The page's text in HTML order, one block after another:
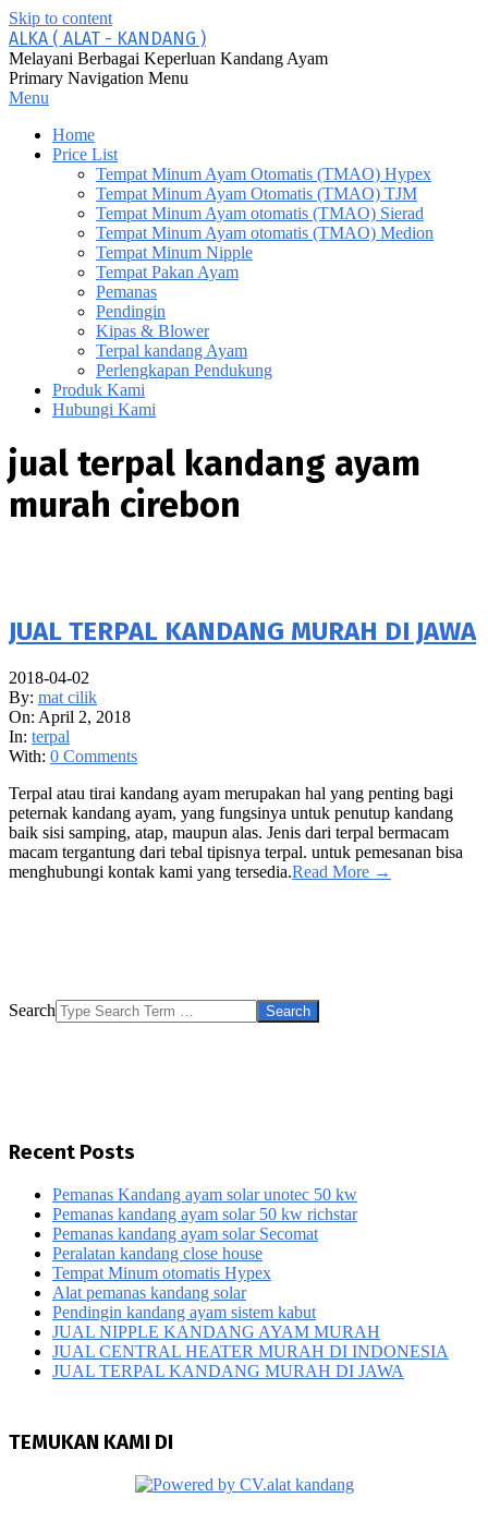
Skip to content
ALKA ( ALAT - KANDANG )
Melayani Berbagai Keperluan Kandang Ayam
Primary Navigation Menu
Menu
Home
Price List
Tempat Minum Ayam Otomatis (TMAO) Hypex
Tempat Minum Ayam Otomatis (TMAO) TJM
Tempat Minum Ayam otomatis (TMAO) Sierad
Tempat Minum Ayam otomatis (TMAO) Medion
Tempat Minum Nipple
Tempat Pakan Ayam
Pemanas
Pendingin
Kipas & Blower
Terpal kandang Ayam
Perlengkapan Pendukung
Produk Kami
Hubungi Kami
jual terpal kandang ayam
murah cirebon
JUAL TERPAL KANDANG MURAH DI JAWA
2018-04-02
By: mat cilik
On: April 2, 2018
In: terpal
With: 0 Comments
Terpal atau tirai kandang ayam merupakan hal yang penting bagi
peternak kandang ayam, yang fungsinya untuk penutup kandang
baik sisi samping, atap, maupun alas. Jenis dari terpal bermacam
macam tergantung dari tebal tipisnya terpal. untuk pemesanan bisa
menghubungi kontak kami yang tersedia.Read More →
Search
Recent Posts
Pemanas Kandang ayam solar unotec 50 kw
Pemanas kandang ayam solar 50 kw richstar
Pemanas kandang ayam solar Secomat
Peralatan kandang close house
Tempat Minum otomatis Hypex
Alat pemanas kandang solar
Pendingin kandang ayam sistem kabut
JUAL NIPPLE KANDANG AYAM MURAH
JUAL CENTRAL HEATER MURAH DI INDONESIA
JUAL TERPAL KANDANG MURAH DI JAWA
TEMUKAN KAMI DI